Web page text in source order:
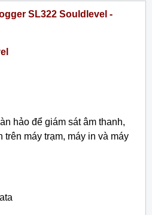
SL322 Souldlevel -
hảo để giám sát âm thanh,
trên máy trạm, máy in và máy